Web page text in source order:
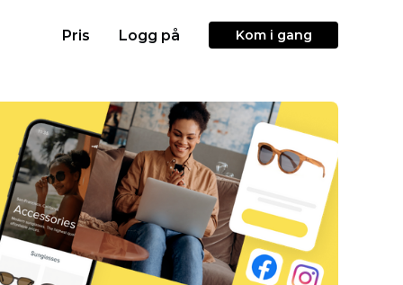
Pris Logg på Kom i gang